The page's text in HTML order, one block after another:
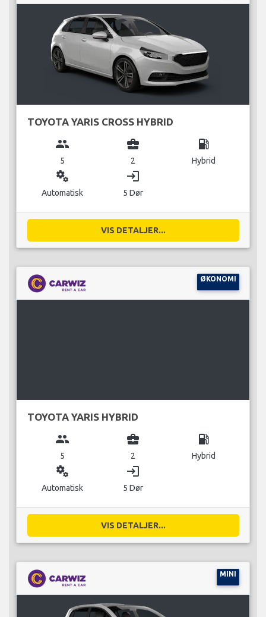
TOYOTA YARIS CROSS HYBRID
group
5
business_center
2
local_gas_station
Hybrid
miscellaneous_services
Automatisk
login
5 Dør
VIS DETALJER...
ØKONOMI
TOYOTA YARIS HYBRID
group
5
business_center
2
local_gas_station
Hybrid
miscellaneous_services
Automatisk
login
5 Dør
VIS DETALJER...
MINI